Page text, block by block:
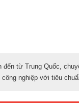
từ Trung Quốc,
nghiệp với tiêu